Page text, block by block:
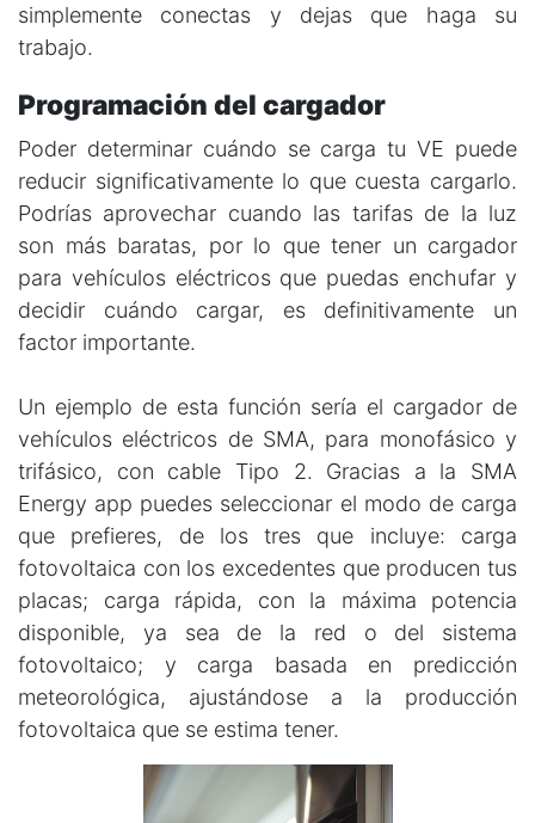
simplemente conectas y dejas que haga su
trabajo.
Programación del cargador
Poder determinar cuándo se carga tu VE puede
reducir significativamente lo que cuesta cargarlo.
Podrías aprovechar cuando las tarifas de la luz
son más baratas, por lo que tener un cargador
para vehículos eléctricos que puedas enchufar y
decidir cuándo cargar, es definitivamente un
factor importante.
Un ejemplo de esta función sería el cargador de
vehículos eléctricos de SMA, para monofásico y
trifásico, con cable Tipo 2. Gracias a la SMA
Energy app puedes seleccionar el modo de carga
que prefieres, de los tres que incluye: carga
fotovoltaica con los excedentes que producen tus
placas; carga rápida, con la máxima potencia
disponible, ya sea de la red o del sistema
fotovoltaico; y carga basada en predicción
meteorológica, ajustándose a la producción
fotovoltaica que se estima tener.